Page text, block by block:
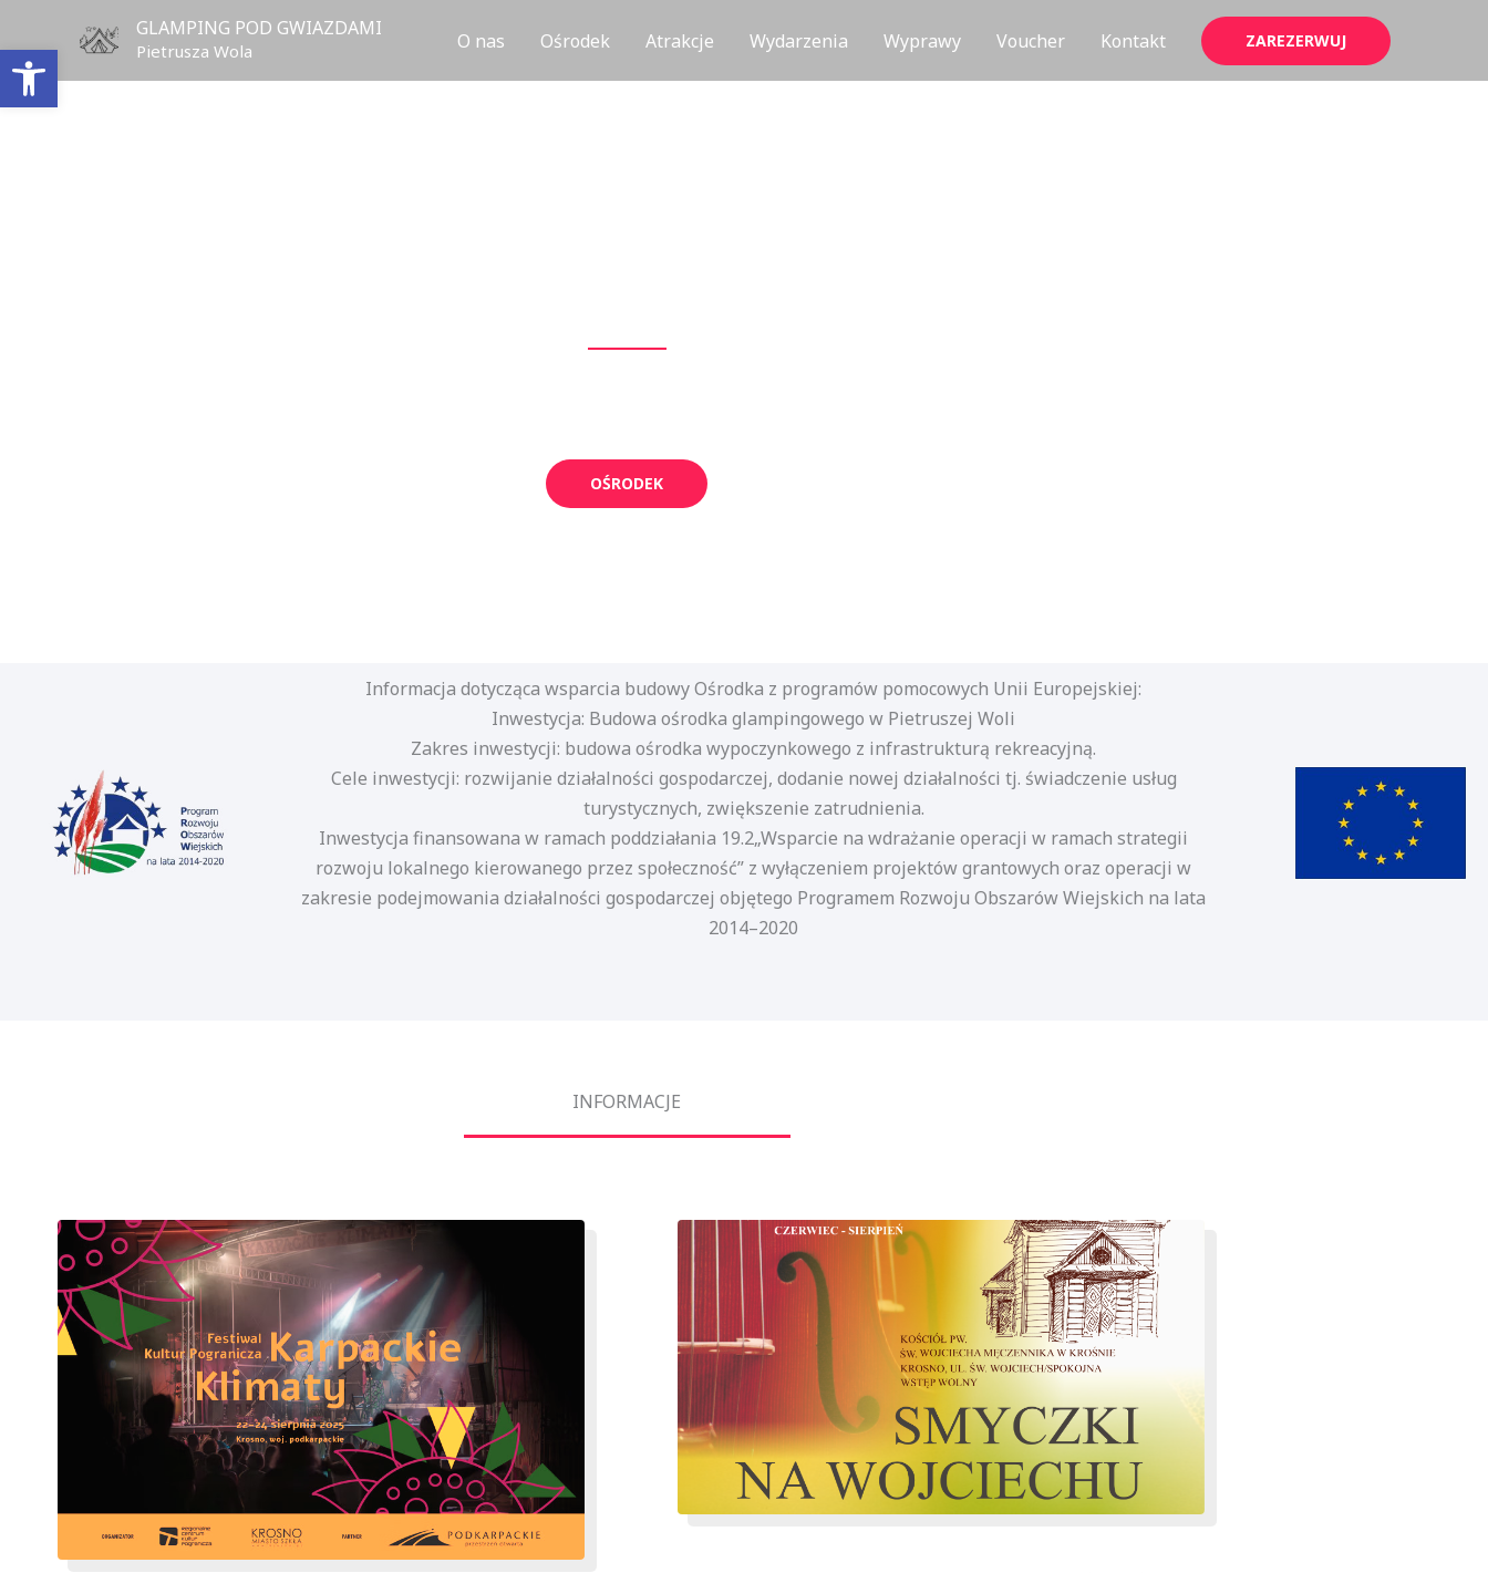
Otwórz pasek narzędzi
treści
GLAMPING POD GWIAZDAMI
Pietrusza Wola O nas Ośrodek Atrakcje Wydarzenia Wyprawy Voucher Kontakt ZAREZERWUJ
OŚRODEK
Informacja dotycząca wsparcia budowy Ośrodka z programów pomocowych Unii Europejskiej:
Inwestycja: Budowa ośrodka glampingowego w Pietruszej Woli
Zakres inwestycji: budowa ośrodka wypoczynkowego z infrastrukturą rekreacyjną.
Cele inwestycji: rozwijanie działalności gospodarczej, dodanie nowej działalności tj. świadczenie usług
turystycznych, zwiększenie zatrudnienia.
Inwestycja finansowana w ramach poddziałania 19.2„Wsparcie na wdrażanie operacji w ramach strategii
rozwoju lokalnego kierowanego przez społeczność” z wyłączeniem projektów grantowych oraz operacji w
zakresie podejmowania działalności gospodarczej objętego Programem Rozwoju Obszarów Wiejskich na lata
2014–2020
INFORMACJE